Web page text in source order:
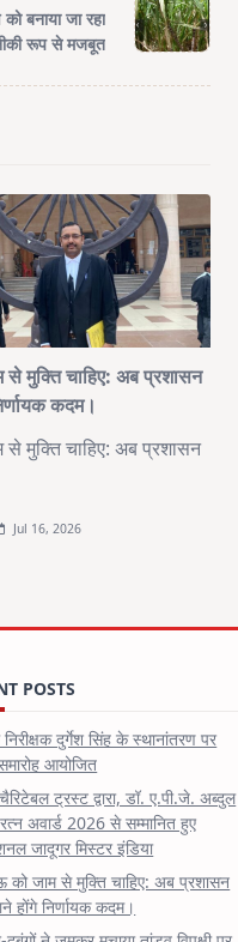
बनाया जा रहा
रूप से मजबूत
मुक्ति चाहिए: अब प्रशासन
कदम।
मुक्ति चाहिए: अब प्रशासन
Jul 16, 2026
POSTS
निरीक्षक दुर्गेश सिंह के स्थानांतरण पर
आयोजित
ट्रस्ट द्वारा, डॉ. ए.पी.जे. अब्दुल
अवार्ड 2026 से सम्मानित हुए
जादूगर मिस्टर इंडिया
जाम से मुक्ति चाहिए: अब प्रशासन
होंगे निर्णायक कदम।